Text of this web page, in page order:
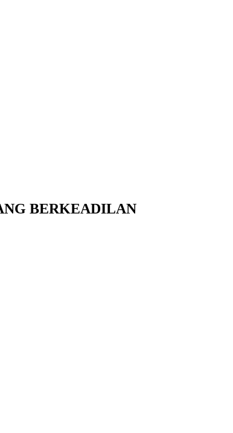
BERKEADILAN